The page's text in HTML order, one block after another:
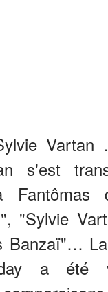
Vartan
s'est
Fantômas
"Sylvie
Banzaï"…
a été